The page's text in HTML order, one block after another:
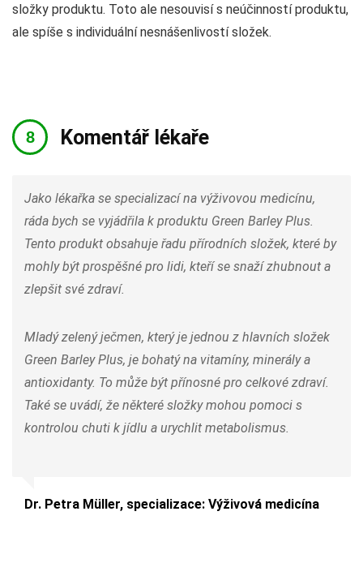
složky produktu. Toto ale nesouvisí s neúčinností produktu,
ale spíše s individuální nesnášenlivostí složek.
Komentář lékaře
Jako lékařka se specializací na výživovou medicínu,
ráda bych se vyjádřila k produktu Green Barley Plus.
Tento produkt obsahuje řadu přírodních složek, které by
mohly být prospěšné pro lidi, kteří se snaží zhubnout a
zlepšit své zdraví.
Mladý zelený ječmen, který je jednou z hlavních složek
Green Barley Plus, je bohatý na vitamíny, minerály a
antioxidanty. To může být přínosné pro celkové zdraví.
Také se uvádí, že některé složky mohou pomoci s
kontrolou chuti k jídlu a urychlit metabolismus.
Dr. Petra Müller, specializace: Výživová medicína